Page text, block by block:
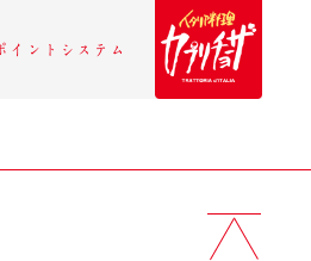
イントシステム